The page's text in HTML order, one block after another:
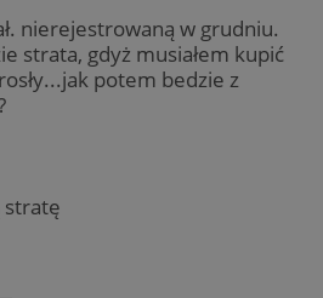
nierejestrowaną w grudniu.
strata, gdyż musiałem kupić
potem bedzie z
stratę